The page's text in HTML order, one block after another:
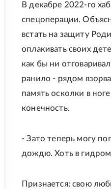
В декабре 2022-го
спецоперации.
встать на защиту
оплакивать своих
как бы ни
ранило - рядом
память осколки в
конечность.
- Зато теперь могу
дождю. Хоть в
Признается: свою